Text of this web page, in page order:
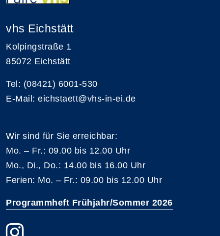
vhs Eichstätt
Kolpingstraße 1
85072 Eichstätt
Tel: (08421) 6001-530
E-Mail: eichstaett@vhs-in-ei.de
Wir sind für Sie erreichbar:
Mo. – Fr.: 09.00 bis 12.00 Uhr
Mo., Di., Do.: 14.00 bis 16.00 Uhr
Ferien: Mo. – Fr.: 09.00 bis 12.00 Uhr
Programmheft Frühjahr/Sommer 2026